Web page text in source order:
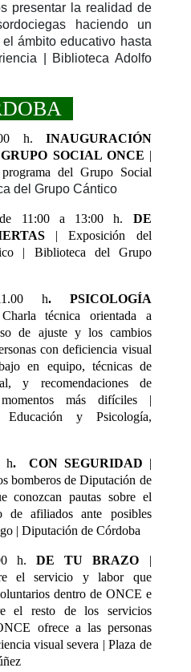
presentar la realidad de
haciendo un
ámbito educativo hasta
| Biblioteca Adolfo
h. INAUGURACIÓN
SOCIAL ONCE |
del Grupo Social
del Grupo Cántico
11:00 a 13:00 h. DE
| Exposición del
| Biblioteca del Grupo
h. PSICOLOGÍA
técnica orientada a
de ajuste y los cambios
con deficiencia visual
en equipo, técnicas de
y recomendaciones de
más difíciles |
Educación y Psicología,
h. CON SEGURIDAD |
bomberos de Diputación de
conozcan pautas sobre el
de afiliados ante posibles
| Diputación de Córdoba
h.DE TU BRAZO |
el servicio y labor que
dentro de ONCE e
el resto de los servicios
ofrece a las personas
visual severa | Plaza de